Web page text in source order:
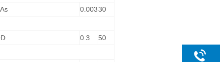
0.00330
0.3 50